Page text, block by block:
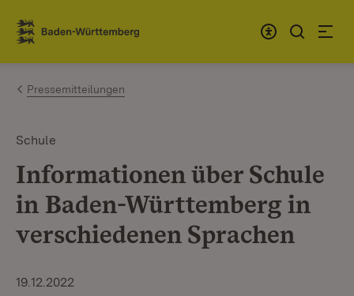
Zum Inhalt springen
Link zur Startseite
Pressemitteilungen
Schule
Informationen über Schule
in Baden-Württemberg in
verschiedenen Sprachen
19.12.2022